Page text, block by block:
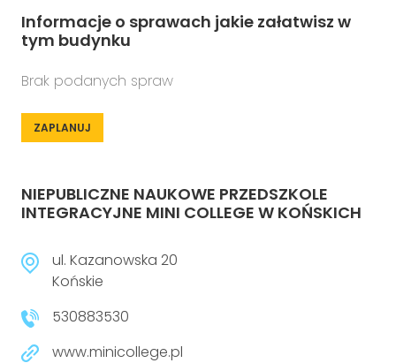
Informacje o sprawach jakie załatwisz w
tym budynku
Brak podanych spraw
ZAPLANUJ
NIEPUBLICZNE NAUKOWE PRZEDSZKOLE
INTEGRACYJNE MINI COLLEGE W KOŃSKICH
ul. Kazanowska 20
Końskie
530883530
www.minicollege.pl